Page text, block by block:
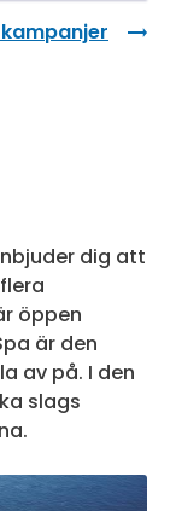
dig att
öppen
är den
av på. I den
slags